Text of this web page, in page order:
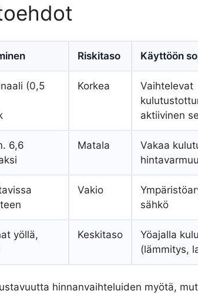
Riskitaso Käyttöön
(0,5
Korkea
Vaihtelevat
aktiivinen
6,6
Matala
Vakaa
Vakio
sähkö
yöllä,
Keskitaso
Yöajalla
(lämmitys,
hinnanvaihteluiden myötä,